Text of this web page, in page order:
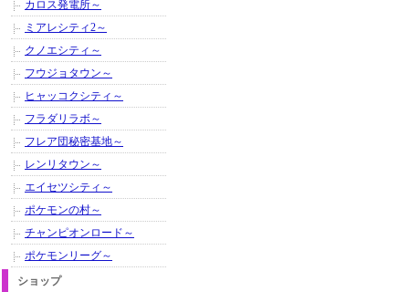
カロス発電所～
ミアレシティ2～
クノエシティ～
フウジョタウン～
ヒャッコクシティ～
フラダリラボ～
フレア団秘密基地～
レンリタウン～
エイセツシティ～
ポケモンの村～
チャンピオンロード～
ポケモンリーグ～
ショップ